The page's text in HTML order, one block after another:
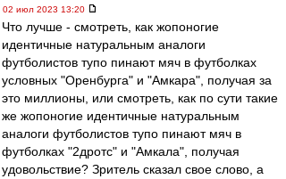
02 июл 2023 13:20
Что лучше - смотреть, как жопоногие
идентичные натуральным аналоги
футболистов тупо пинают мяч в футболках
условных "Оренбурга" и "Амкара", получая за
это миллионы, или смотреть, как по сути такие
же жопоногие идентичные натуральным
аналоги футболистов тупо пинают мяч в
футболках "2дротс" и "Амкала", получая
удовольствие? Зритель сказал свое слово, а